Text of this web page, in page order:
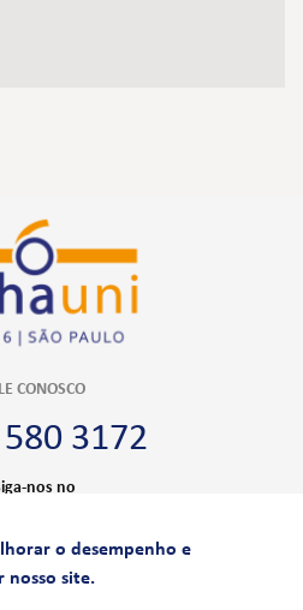
CONOSCO
3172
nos no
o desempenho e
nosso site.